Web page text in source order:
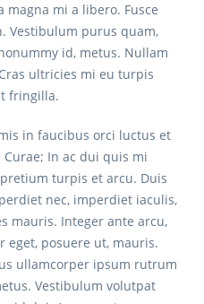
mi a libero. Fusce
Vestibulum purus quam,
id, metus. Nullam
ultricies mi eu turpis
fringilla.
in faucibus orci luctus et
In ac dui quis mi
turpis et arcu. Duis
nec, imperdiet iaculis,
mauris. Integer ante arcu,
eget, posuere ut, mauris.
ullamcorper ipsum rutrum
Vestibulum volutpat